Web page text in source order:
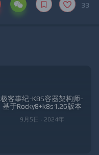
33
极客事纪-K8S容器架构师-
基于Rocky8+k8s1.26版本
9月5日 · 2024年